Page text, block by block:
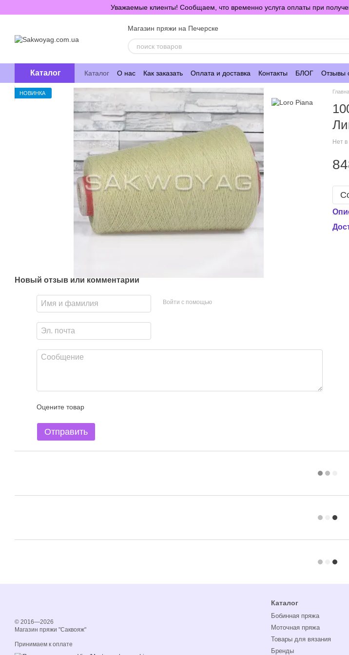
Уважаемые клиенты! Сообщаем, что временно услуга оплаты при
Магазин пряжи на Печерске
Каталог Каталог О нас Как заказать Оплата и доставка Контакты БЛОГ Отзывы
НОВИНКА
Новый отзыв или комментарий
Войти с помощью
Оцените товар
Отправить
Нет
© 2016—2026
Магазин пряжи "Саквояж"
Принимаем к оплате
Каталог
Бобинная пряжа
Моточная пряжа
Товары для вязания
Бренды